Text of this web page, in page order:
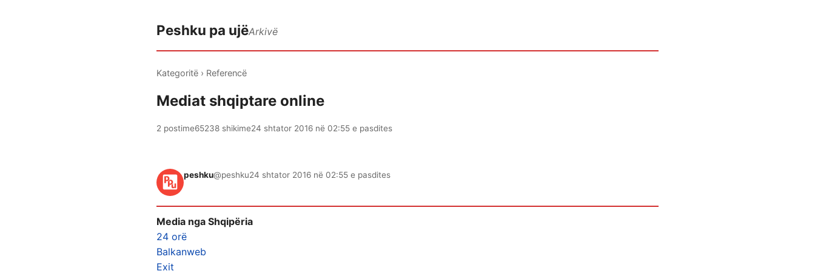
Peshku pa ujëArkivë
Kategoritë › Referencë
Mediat shqiptare online
2 postime65238 shikime24 shtator 2016 në 02:55 e pasdites
peshku@peshku24 shtator 2016 në 02:55 e pasdites
Media nga Shqipëria
24 orë
Balkanweb
Exit